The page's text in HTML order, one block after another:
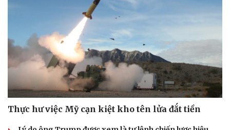
Thực hư việc Mỹ cạn kiệt kho tên lửa đắt tiền